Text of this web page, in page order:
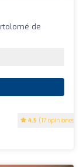
4.5 (17 opiniones)
de